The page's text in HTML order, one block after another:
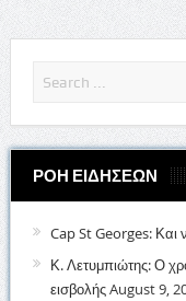
ΡΟΗ ΕΙΔΗΣΕΩΝ
Cap St Georges: Και
Κ. Λετυμπιώτης: Ο
εισβολήςAugust 9,